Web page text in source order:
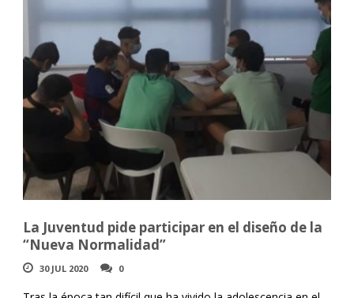
La Juventud pide participar en el diseño de la
“Nueva Normalidad”
30 JUL 2020 0